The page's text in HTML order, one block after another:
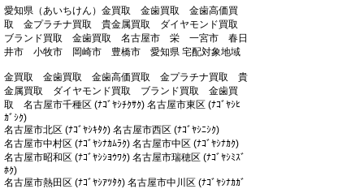
愛知県（あいちけん）金買取 金歯買取 金歯高価買
取 金プラチナ買取 貴金属買取 ダイヤモンド買取
ブランド買取 金歯買取 名古屋市 栄 一宮市 春日
井市 小牧市 岡崎市 豊橋市 愛知県 宅配対象地域
金買取 金歯買取 金歯高価買取 金プラチナ買取 貴
金属買取 ダイヤモンド買取 ブランド買取 金歯買
取 名古屋市千種区 (ﾅｺﾞﾔｼﾁｸｻｸ) 名古屋市東区 (ﾅｺﾞﾔｼﾋ
ｶﾞｼｸ)
名古屋市北区 (ﾅｺﾞﾔｼｷﾀｸ) 名古屋市西区 (ﾅｺﾞﾔｼﾆｼｸ)
名古屋市中村区 (ﾅｺﾞﾔｼﾅｶﾑﾗｸ) 名古屋市中区 (ﾅｺﾞﾔｼﾅｶｸ)
名古屋市昭和区 (ﾅｺﾞﾔｼｼﾖｳﾜｸ) 名古屋市瑞穂区 (ﾅｺﾞﾔｼﾐｽﾞ
ﾎｸ)
名古屋市熱田区 (ﾅｺﾞﾔｼｱﾂﾀｸ) 名古屋市中川区 (ﾅｺﾞﾔｼﾅｶｶﾞ